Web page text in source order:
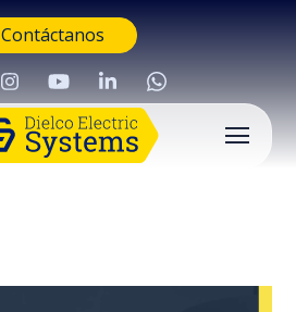
Contáctanos